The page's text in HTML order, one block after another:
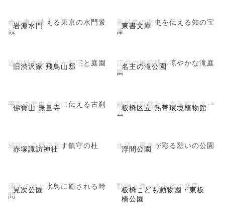
岩淵水門
赤と青が映える東京の水門景
観
東書文庫
教科書の歴史を伝える知の宝
庫
旧渋沢家 飛鳥山邸
近代日本を支えた邸宅と庭園 名主の滝公園
江戸の風情残る涼やかな滝庭
園
佛寶山 無量寺
平安の歴史を今に伝える古刹 板橋区立 熱帯環境植物館
熱帯の自然と出会う癒しドー
ム
赤塚諏訪神社
城守りの歴史宿す鎮守の杜 浮間公園
水辺と風車が彩る憩いの公園
見次公園
湧水の池と水鳥に癒される時
間
板橋こども動物園・東板
橋公園
動物と遊べる家族の楽園